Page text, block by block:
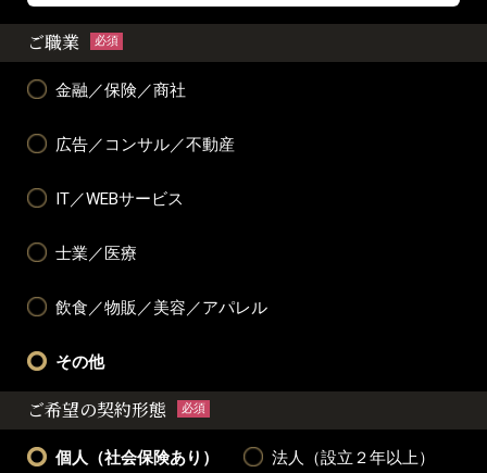
ご職業 必須
金融／保険／商社
広告／コンサル／不動産
IT／WEBサービス
士業／医療
飲食／物販／美容／アパレル
その他
ご希望の契約形態 必須
個人（社会保険あり） 法人（設立２年以上）